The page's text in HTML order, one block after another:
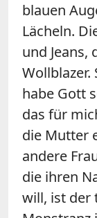
blauen
Lächeln.
und Jeans,
habe Gott
das für
die Mutter
andere
die ihren
will, ist der